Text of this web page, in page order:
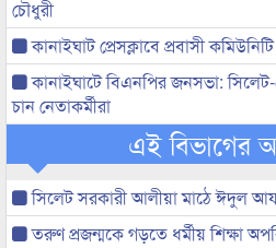
চৌধুরী
কানাইঘাট প্রেসক্লাবে প্রবাসী
কানাইঘাটে বিএনপির জনসভা: সিলেট-
চান নেতাকর্মীরা
এই বিভাগের
সিলেট সরকারী আলীয়া মাঠে ঈদুল
তরুণ প্রজন্মকে গড়তে ধর্মীয় শিক্ষা